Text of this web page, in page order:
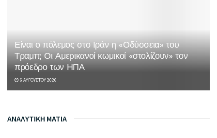
Είναι ο πόλεμος στο Ιράν η «Οδύσσεια» του
Τραμπ; Οι Αμερικανοί κωμικοί «στολίζουν» τον
πρόεδρο των ΗΠΑ
6 ΑΥΓΟΎΣΤΟΥ 2026
ΑΝΑΛΥΤΙΚΗ ΜΑΤΙΑ